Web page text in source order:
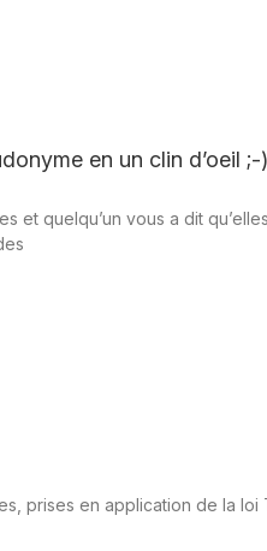
en un clin d’oeil ;-)
et quelqu’un vous a dit
prises en application de la